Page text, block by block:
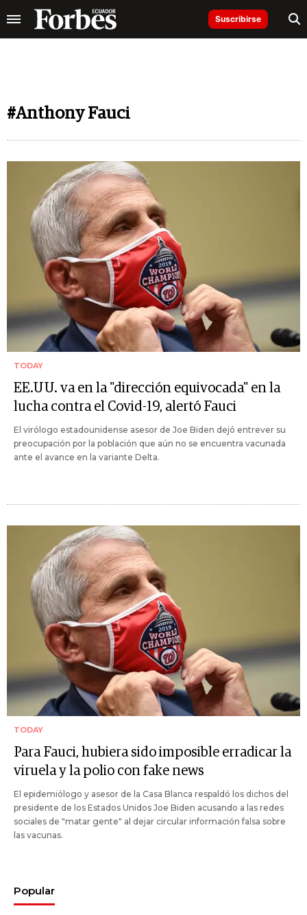
Suscribirse
#Anthony Fauci
TODAY
EE.UU. va en la "dirección equivocada" en la
lucha contra el Covid-19, alertó Fauci
El virólogo estadounidense asesor de Joe Biden dejó entrever su
preocupación por la población que aún no se encuentra vacunada
ante el avance en la variante Delta.
TODAY
Para Fauci, hubiera sido imposible erradicar la
viruela y la polio con fake news
El epidemiólogo y asesor de la Casa Blanca respaldó los dichos del
presidente de los Estados Unidos Joe Biden acusando a las redes
sociales de "matar gente" al dejar circular información falsa sobre
las vacunas.
Popular